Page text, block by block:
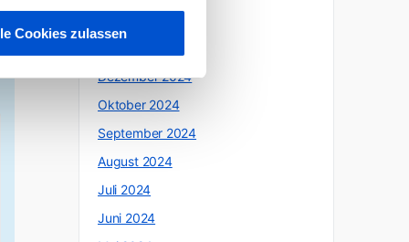
Cookies zulassen
Dezember 2024
Oktober 2024
September 2024
August 2024
Juli 2024
Juni 2024